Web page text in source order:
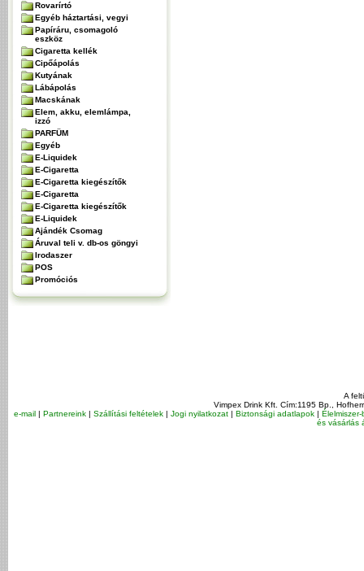
Rovarírtó
Egyéb háztartási, vegyi
Papíráru, csomagoló
eszköz
Cigaretta kellék
Cipőápolás
Kutyának
Lábápolás
Macskának
Elem, akku, elemlámpa,
izzó
PARFÜM
Egyéb
E-Liquidek
E-Cigaretta
E-Cigaretta kiegészítők
E-Cigaretta
E-Cigaretta kiegészítők
E-Liquidek
Ajándék Csomag
Áruval teli v. db-os göngyi
Irodaszer
POS
Promóciós
A
Vimpex Drink Kft. Cím:1195 Bp.,
e-mail| Partnereink| Szállítási feltételek| Jogi nyilatkozat| Biztonsági adatlapok|
és vásárlás